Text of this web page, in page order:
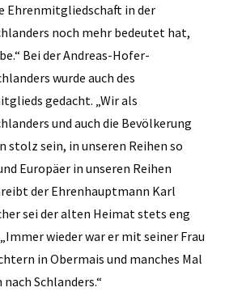
Ehrenmitgliedschaft in der
noch mehr bedeutet hat,
Bei der Andreas-Hofer-
wurde auch des
gedacht. „Wir als
und auch die Bevölkerung
stolz sein, in unseren Reihen so
Europäer in unseren Reihen
der Ehrenhauptmann Karl
sei der alten Heimat stets eng
wieder war er mit seiner Frau
in Obermais und manches Mal
Schlanders.“